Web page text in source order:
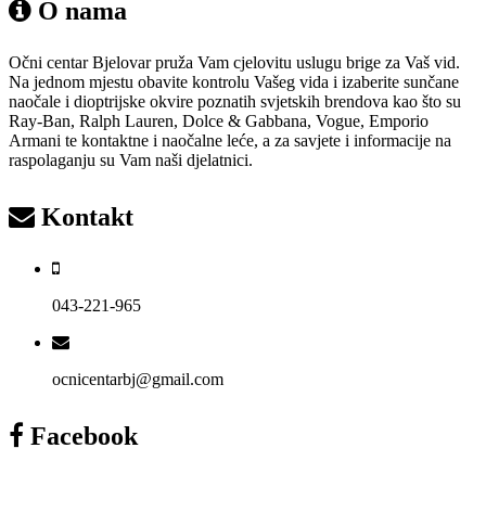
O nama
Očni centar Bjelovar pruža Vam cjelovitu uslugu brige za Vaš vid.
Na jednom mjestu obavite kontrolu Vašeg vida i izaberite sunčane
naočale i dioptrijske okvire poznatih svjetskih brendova kao što su
Ray-Ban, Ralph Lauren, Dolce & Gabbana, Vogue, Emporio
Armani te kontaktne i naočalne leće, a za savjete i informacije na
raspolaganju su Vam naši djelatnici.
Kontakt
043-221-965
ocnicentarbj@gmail.com
Facebook